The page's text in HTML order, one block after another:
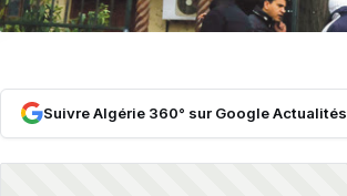
Suivre Algérie 360° sur Google Actualités